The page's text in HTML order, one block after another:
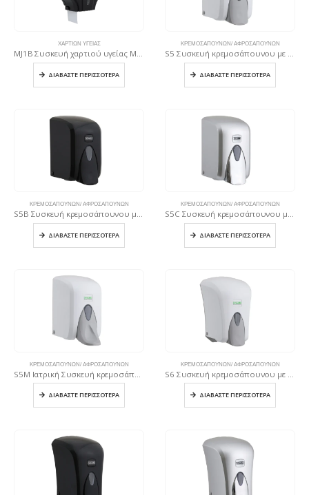
ΧΑΡΤΙΏΝ ΥΓΕΊΑΣ
MJ1B Συσκευή χαρτιού υγείας Mini Jumbo – Μαύρη
ΔΙΑΒΆΣΤΕ ΠΕΡΙΣΣΌΤΕΡΑ
ΚΡΕΜΟΣΑΠΟΥΝΩΝ/ ΑΦΡΟΣΑΠΟΥΝΩΝ
S5 Συσκευή κρεμοσάπουνου με δοχείο 500 ml Λευκή
ΔΙΑΒΆΣΤΕ ΠΕΡΙΣΣΌΤΕΡΑ
ΚΡΕΜΟΣΑΠΟΥΝΩΝ/ ΑΦΡΟΣΑΠΟΥΝΩΝ
S5B Συσκευή κρεμοσάπουνου με δοχείο 500 ml Μαύρη
ΔΙΑΒΆΣΤΕ ΠΕΡΙΣΣΌΤΕΡΑ
ΚΡΕΜΟΣΑΠΟΥΝΩΝ/ ΑΦΡΟΣΑΠΟΥΝΩΝ
S5C Συσκευή κρεμοσάπουνου με δοχείο 500 ml Χρωμέ
ΔΙΑΒΆΣΤΕ ΠΕΡΙΣΣΌΤΕΡΑ
ΚΡΕΜΟΣΑΠΟΥΝΩΝ/ ΑΦΡΟΣΑΠΟΥΝΩΝ
ΔΙΑΒΆΣΤΕ ΠΕΡΙΣΣΌΤΕΡΑ
ΚΡΕΜΟΣΑΠΟΥΝΩΝ/ ΑΦΡΟΣΑΠΟΥΝΩΝ
ΔΙΑΒΆΣΤΕ ΠΕΡΙΣΣΌΤΕΡΑ